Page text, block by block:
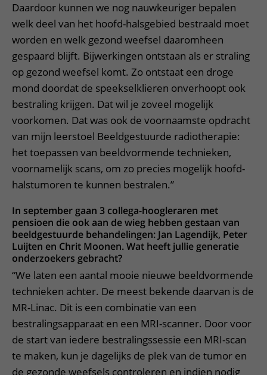
Daardoor kunnen we nog nauwkeuriger bepalen
welk deel van het hoofd-halsgebied bestraald moet
worden en welk gezond weefsel daaromheen
gespaard blijft. Bijwerkingen ontstaan als er straling
op gezond weefsel komt. Zo ontstaat een droge
mond doordat de speekselklieren onverhoopt ook
bestraling krijgen. Dat wil je zoveel mogelijk
voorkomen. Dat was ook de voornaamste opdracht
van mijn leerstoel Beeldgestuurde radiotherapie:
het toepassen van beeldvormende technieken,
voornamelijk scans, om zo precies mogelijk hoofd-
halstumoren te kunnen bestralen.”
In september gaan 3 collega-hoogleraren met
pensioen die ook aan de wieg hebben gestaan van
beeldgestuurde behandelingen: Jan Lagendijk, Peter
Luijten en Chrit Moonen. Wat heeft jullie generatie
onderzoekers gebracht?
“We laten een aantal mooie nieuwe beeldvormende
technieken achter. De meest bekende daarvan is de
MR-Linac. Dit is een combinatie van een
bestralingsapparaat en een MRI-scanner. Door voor
de start van iedere bestralingssessie een MRI-scan
te maken, kun je dagelijks de plek van de tumor en
de gezonde weefsels controleren en indien nodig